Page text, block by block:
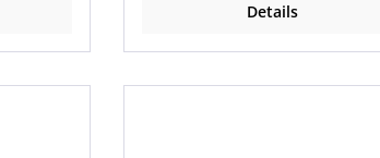
Details